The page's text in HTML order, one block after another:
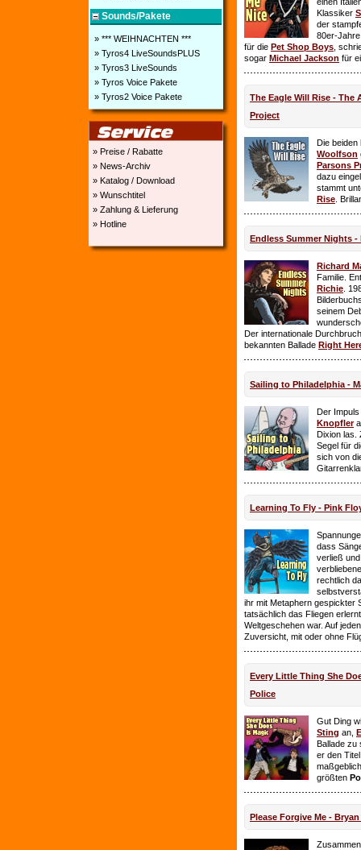
Sounds/Pakete
» *** WEIHNACHTEN ***
» Tyros4 LiveSoundsPLUS
» Tyros3 LiveSounds
» Tyros Voice Pakete
» Tyros2 Voice Pakete
» Preise / Rabatte
» News-Archiv
» Katalog / Download
» Wunschtitel
» Zahlung & Lieferung
» Hotline
Klassiker
der
80er-
für die Pet Shop Boys ,
sogar Michael Jackson für
The Eagle Will Rise - The
Project
Die beiden
Woolfson
Parsons
dazu
stammt
Rise .
Endless Summer Nights -
Richard
Familie.
Richie .
seinem
Der internationale
bekannten Ballade Right
Sailing to Philadelphia -
Der
Knopfler
Dixion las.
Segel für
sich von
Learning To Fly - Pink
dass
verließ
rechtlich
ihr mit Metaphern gespickter
tatsächlich das Fliegen
Weltgeschehen war. Auf
Zuversicht, mit oder ohne
Every Little Thing She
Police
Gut Ding
Sting an,
Ballade zu
er den
größten
Please Forgive Me -